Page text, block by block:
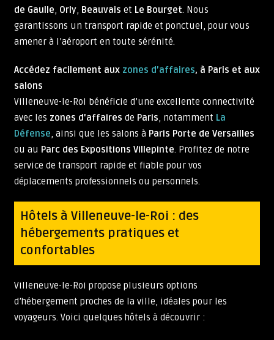
de Gaulle, Orly, Beauvais et Le Bourget. Nous
garantissons un transport rapide et ponctuel, pour vous
amener à l’aéroport en toute sérénité.
Accédez facilement aux zones d’affaires, à Paris et aux
salons
Villeneuve-le-Roi bénéficie d’une excellente connectivité
avec les zones d'affaires de Paris, notamment La
Défense, ainsi que les salons à Paris Porte de Versailles
ou au Parc des Expositions Villepinte. Profitez de notre
service de transport rapide et fiable pour vos
déplacements professionnels ou personnels.
Hôtels à Villeneuve-le-Roi : des
hébergements pratiques et
confortables
Villeneuve-le-Roi propose plusieurs options
d’hébergement proches de la ville, idéales pour les
voyageurs. Voici quelques hôtels à découvrir :